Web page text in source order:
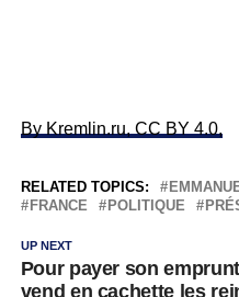
By Kremlin.ru, CC BY 4.0,
RELATED TOPICS:
FRANCE
POLITIQUE
UP NEXT
Pour payer son
vend en cachette les